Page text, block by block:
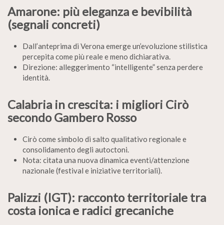
Amarone: più eleganza e bevibilità
(segnali concreti)
Dall’anteprima di Verona emerge un’evoluzione stilistica
percepita come più reale e meno dichiarativa.
Direzione: alleggerimento “intelligente” senza perdere
identità.
Calabria in crescita: i migliori Cirò
secondo Gambero Rosso
Cirò come simbolo di salto qualitativo regionale e
consolidamento degli autoctoni.
Nota: citata una nuova dinamica eventi/attenzione
nazionale (festival e iniziative territoriali).
Palizzi (IGT): racconto territoriale tra
costa ionica e radici grecaniche